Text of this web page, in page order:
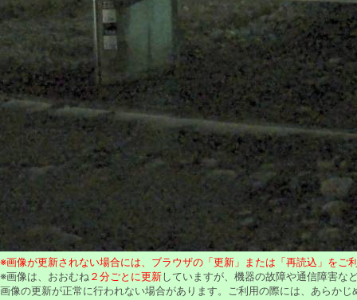
※画像が更新されない場合には、ブラウザの「更新」または「再読込」をご
※画像は、おおむね ２分ごとに更新していますが、機器の故障や通信障害な
画像の更新が正常に行われない場合があります。ご利用の際には、あらかじ